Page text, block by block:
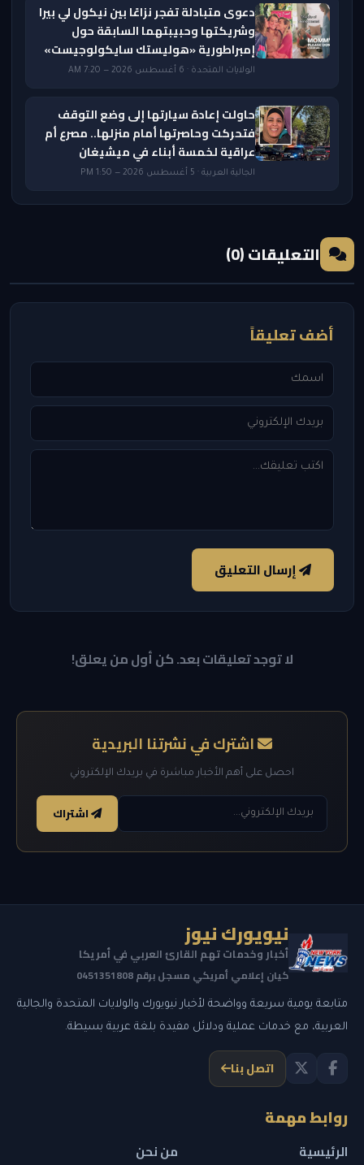
دعوى متبادلة تفجر نزاعًا بين نيكول لي بيرا
وشريكتها وحبيبتهما السابقة حول
إمبراطورية «هوليستك سايكولوجيست»
الولايات المتحدة · 6 أغسطس 2026 — 7:20 AM
حاولت إعادة سيارتها إلى وضع التوقف
فتحركت وحاصرتها أمام منزلها.. مصرع أم
عراقية لخمسة أبناء في ميشيغان
الجالية العربية · 5 أغسطس 2026 — 1:50 PM
التعليقات (0)
أضف تعليقاً
إرسال التعليق
لا توجد تعليقات بعد. كن أول من يعلق!
اشترك في نشرتنا البريدية
احصل على أهم الأخبار مباشرة في بريدك الإلكتروني
اشتراك
نيويورك نيوز
أخبار وخدمات تهم القارئ العربي في أمريكا
كيان إعلامي أمريكي مسجل برقم 0451351808
متابعة يومية سريعة وواضحة لأخبار نيويورك والولايات المتحدة والجالية
العربية، مع خدمات عملية ودلائل مفيدة بلغة عربية بسيطة.
اتصل بنا
روابط مهمة
الرئيسية من نحن